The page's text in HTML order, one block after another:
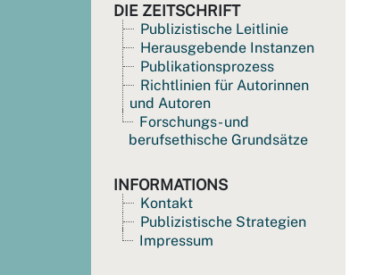
DIE ZEITSCHRIFT
Publizistische Leitlinie
Herausgebende Instanzen
Publikationsprozess
Richtlinien für Autorinnen
und Autoren
Forschungs- und
berufsethische Grundsätze
INFORMATIONS
Kontakt
Publizistische Strategien
Impressum